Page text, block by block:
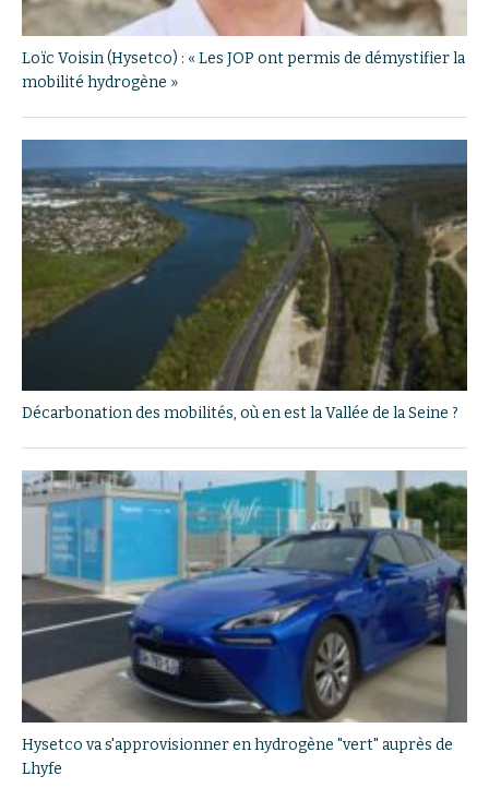
Loïc Voisin (Hysetco) : « Les JOP ont permis de démystifier la
mobilité hydrogène »
Décarbonation des mobilités, où en est la Vallée de la Seine ?
Hysetco va s'approvisionner en hydrogène "vert" auprès de
Lhyfe